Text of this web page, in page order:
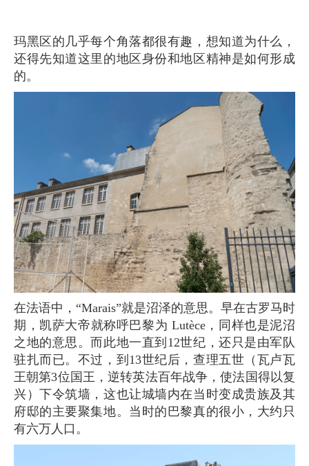
玛黑区的几乎每个角落都很有趣，想知道为什么，
还得先知道这里的地区身份和地区精神是如何形成
的。
在法语中，“Marais”就是沼泽的意思。早在古罗马时
期，凯萨大帝就称呼巴黎为 Lutèce，同样也是泥沼
之地的意思。而此地一直到12世纪，还只是由军队
驻扎而已。不过，到13世纪后，查理五世（瓦卢瓦
王朝第3位国王，逆转英法百年战争，使法国得以复
兴）下令筑墙，这也让城墙内在当时变成贵族及其
府邸的主要聚集地。当时的巴黎真的很小，大约只
有六万人口。